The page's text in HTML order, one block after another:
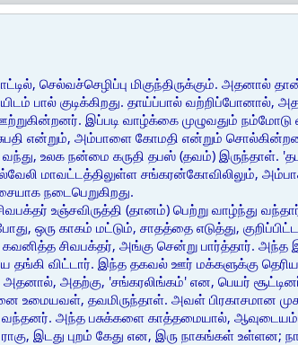
செல்வச்செழிப்பு மிகுந்திருக்கும்.
பால் குடிக்கிறது. தாய்ப்பால்
இப்படி வாழ்க்கை முழுவதும் நம்மோடு
என்றும், அம்பாளை கோமதி என்றும்
உலக நன்மை கருதி தபஸ் (தவம்) இருந்தாள்.
மாவட்டத்திலுள்ள சங்கரன்கோவிலிலும்,
நடைபெறுகிறது.
உஞ்சவிருத்தி (தானம்) பெற்று வாழ்ந்து
ஒரு காகம் மட்டும், சாதத்தை எடுத்து,
சிவபக்தர், அங்கு சென்று பார்த்தார். அந்த
தங்கி விட்டார். இந்த தகவல் ஊர் மக்களுக்கு
அதனால், அதற்கு, 'சங்கரலிங்கம்' என, பெயர்
உமையவள், தவமிருந்தாள். அவள் பிரகாசமான
வந்தனர். அந்த பசுக்களை காத்தமையால்,
இடது புறம் கேது என, இரு நாகங்கள் உள்ளன;